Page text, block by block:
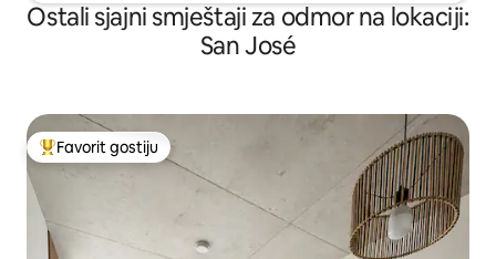
Ostali sjajni smještaji za odmor na lokaciji:
San José
Glavni favorit gostiju
Favorit gostiju